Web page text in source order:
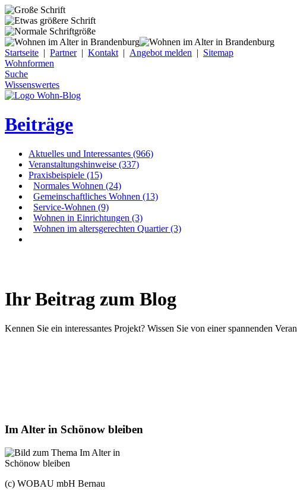
Startseite | Partner| Kontakt | Angebot melden | Sitemap
Wohnformen
Suche
Wissenswertes
Beiträge
Aktuelles und Interessantes (966)
Veranstaltungshinweise (337)
Praxisbeispiele (15)
Normales Wohnen (24)
Gemeinschaftliches Wohnen (13)
Service-Wohnen (9)
Wohnen in Einrichtungen (3)
Wohnen im altersgerechten Quartier (3)
Ihr Beitrag zum Blog
Kennen Sie ein interessantes Projekt? Wissen Sie von einer spannenden
Im Alter in Schönow bleiben
(c) WOBAU mbH Bernau